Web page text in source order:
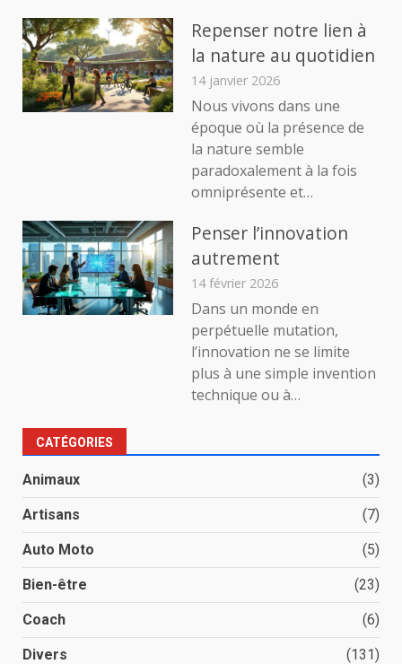
Repenser notre lien à
la nature au quotidien
14 janvier 2026
Nous vivons dans une
époque où la présence de
la nature semble
paradoxalement à la fois
omniprésente et…
Penser l’innovation
autrement
14 février 2026
Dans un monde en
perpétuelle mutation,
l’innovation ne se limite
plus à une simple invention
technique ou à…
CATÉGORIES
Animaux (3)
Artisans (7)
Auto Moto (5)
Bien-être (23)
Coach (6)
Divers (131)